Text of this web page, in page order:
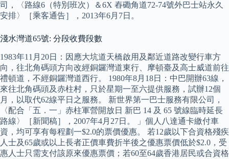
司，〈路線6（特別班次）＆6X 舂磡角道72-74號外巴士站永久
安排〉［乘客通告］，2013年6月7日。
淺水灣道65號: 分段收費段數
1983年11月20日：因應大坑道天橋啟用及鄰近道路改變行車方
向，往北角碼頭方向改經銅鑼灣道東行、摩頓臺及高士威道前往
禮頓道，不經銅鑼灣道西行。 1980年8月18日：中巴開辦63線，
來往北角碼頭及赤柱村，只於星期一至六提供服務，試辦12個
月，以取代62線平日之服務。 新世界第一巴士服務有限公司，
〈配合「五．一」赤柱軍營開放日 新巴 14 及 65 號線臨時延長
路線〉［新聞稿］，2007年4月27日。 」個人八達通卡繳付車
資，均可享有每程劃一$2.0的票價優惠。 若12歲以下合資格殘疾
人士及65歲或以上長者正價車費折半後之優惠票價低於$2.0，受
惠人士只需支付該原來優惠票價；若60至64歲香港居民或合資格